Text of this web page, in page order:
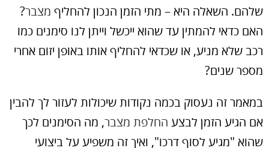
שלהם. השאלה היא – מתי הזמן הנכון להחליף מצבר?
האם כדאי להמתין עד שהוא ייכשל וייתן לנו סימנים כמו
רכב שלא מניע, או שכדאי להחליף אותו באופן יזום אחרי
מספר שנים?
במאמר זה נעסוק בכמה נקודות שיכולות לעזור לך להבין
אם הגיע הזמן לבצע החלפת מצבר, מה הסימנים לכך
שהוא "מגיע לסוף דרכו", ואיך זה משפיע על ביצועי